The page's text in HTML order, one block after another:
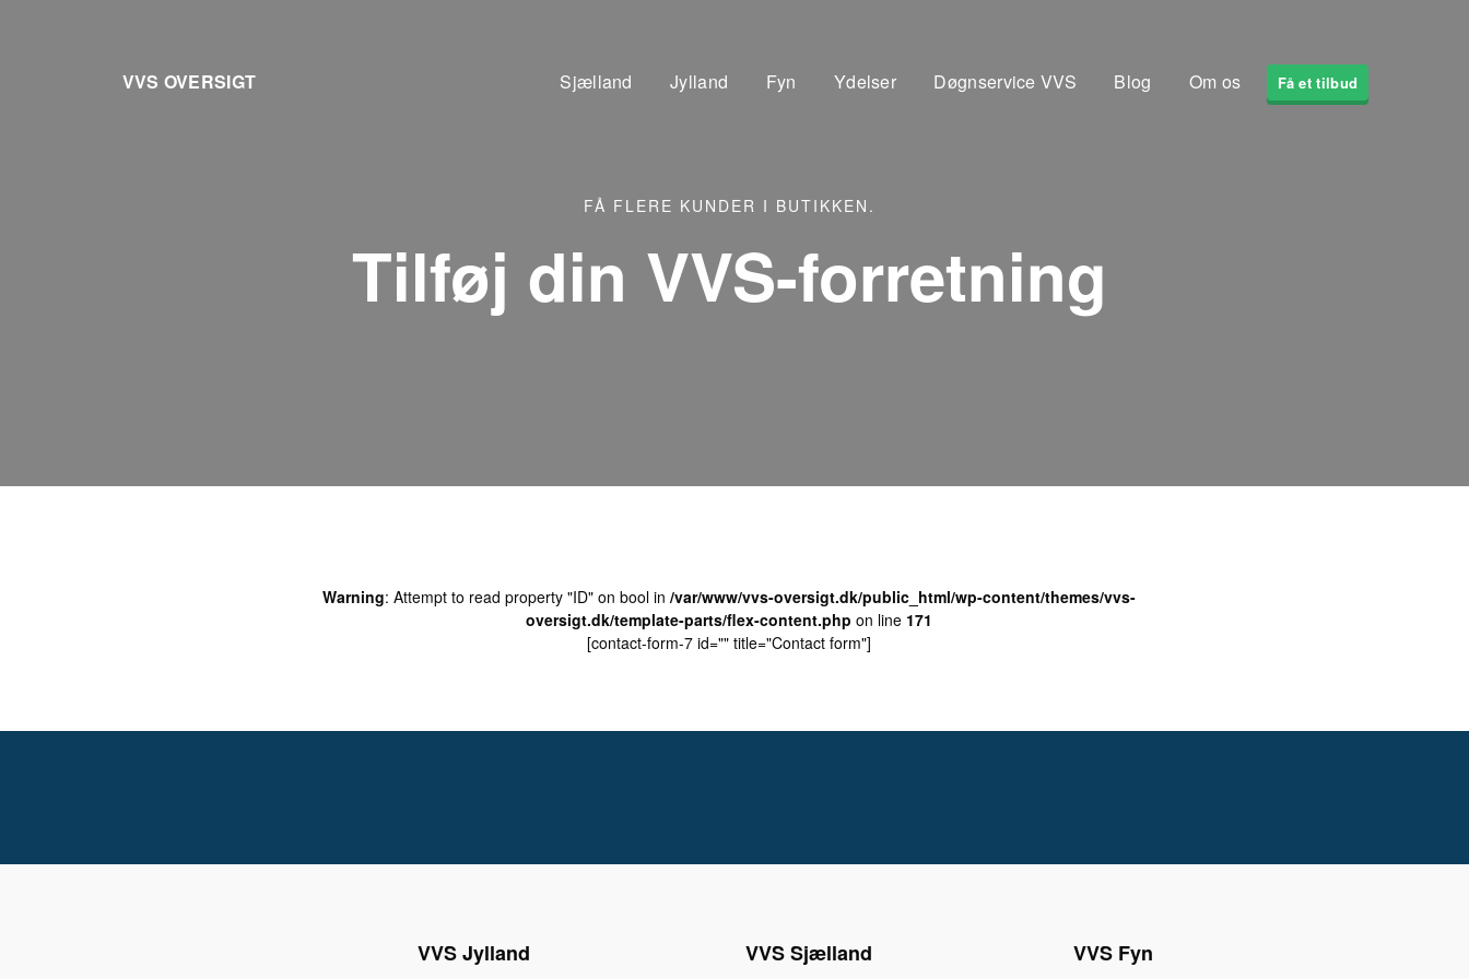
VVS OVERSIGT Sjælland Jylland Fyn Ydelser Døgnservice VVS Blog Om os Få et tilbud
FÅ FLERE KUNDER I BUTIKKEN.
Tilføj din VVS-forretning
Warning: Attempt to read property "ID" on bool in/var/www/vvs-oversigt.dk/public_html/wp-content/themes/vvs-
oversigt.dk/template-parts/flex-content.php on line 171
[contact-form-7 id="" title="Contact form"]
VVS Jylland VVS Sjælland VVS Fyn